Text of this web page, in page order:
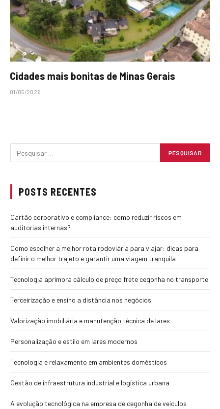
Cidades mais bonitas de Minas Gerais
01/05/2026
POSTS RECENTES
Cartão corporativo e compliance: como reduzir riscos em
auditorias internas?
Como escolher a melhor rota rodoviária para viajar: dicas para
definir o melhor trajeto e garantir uma viagem tranquila
Tecnologia aprimora cálculo de preço frete cegonha no transporte
Terceirização e ensino a distância nos negócios
Valorização imobiliária e manutenção técnica de lares
Personalização e estilo em lares modernos
Tecnologia e relaxamento em ambientes domésticos
Gestão de infraestrutura industrial e logística urbana
A evolução tecnológica na empresa de cegonha de veículos